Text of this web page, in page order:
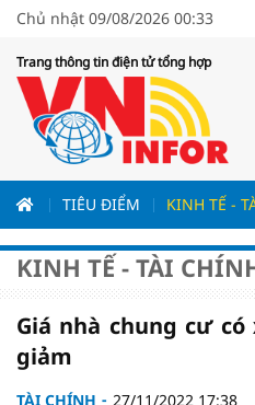
Chủ nhật 09/08/2026 00:33
Trang thông tin điện tử tổng hợp
TIÊU ĐIỂM KINH TẾ -
KINH TẾ - TÀI
Giá nhà chung cư
giảm
TÀI CHÍNH 27/11/2022 17:38